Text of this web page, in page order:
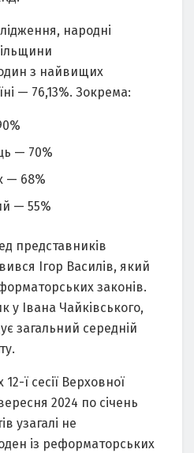
народні
з найвищих
— 76,13%. Зокрема:
— 70%
— 68%
— 55%
представників
Ігор Василів, який
законів.
Івана Чайківського,
загальний середній
ї сесії Верховної
2024 по січень
узагалі не
із реформаторських